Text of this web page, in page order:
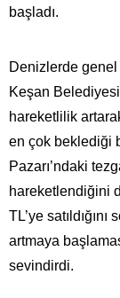
başladı.
Denizlerde genel
Keşan
hareketlilik
en çok beklediği
Pazarı’ndaki
hareketlendiğini
TL’ye
artmaya
sevindirdi.